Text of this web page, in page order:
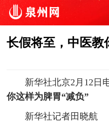
长假将至，中医教
新华社北京2月12日
你这样为脾胃“减负”
新华社记者田晓航